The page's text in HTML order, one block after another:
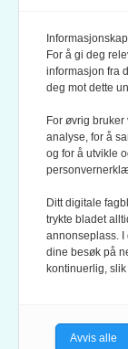
POSTBOKS
0133 OSLO
LES OGSÅ:
KONTEKSTS
KONTEKST
VÆR
For å gi deg
informasjon fra
deg mot dette
For øvrig
analyse, for å
og for å utvikle
Ditt digitale
trykte bladet
annonseplass.
dine besøk på
kontinuerlig,
Avvis alle